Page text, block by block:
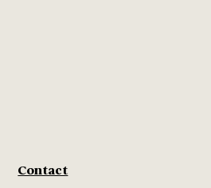
Contact